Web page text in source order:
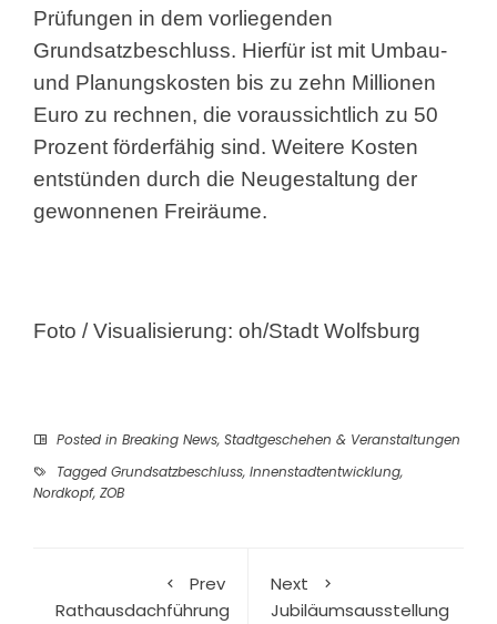
Prüfungen in dem vorliegenden
Grundsatzbeschluss. Hierfür ist mit Umbau-
und Planungskosten bis zu zehn Millionen
Euro zu rechnen, die voraussichtlich zu 50
Prozent förderfähig sind. Weitere Kosten
entstünden durch die Neugestaltung der
gewonnenen Freiräume.
Foto / Visualisierung: oh/Stadt Wolfsburg
Posted in Breaking News, Stadtgeschehen & Veranstaltungen
Tagged Grundsatzbeschluss, Innenstadtentwicklung,
Nordkopf, ZOB
Prev
Rathausdachführung
Next
Jubiläumsausstellung